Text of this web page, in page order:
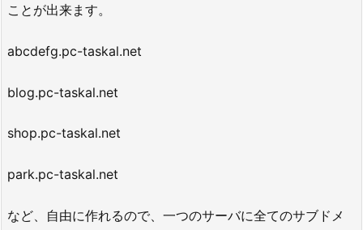
ことが出来ます。
abcdefg.pc-taskal.net
blog.pc-taskal.net
shop.pc-taskal.net
park.pc-taskal.net
など、自由に作れるので、一つのサーバに全てのサブドメ